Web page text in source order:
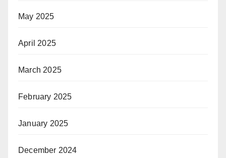
May 2025
April 2025
March 2025
February 2025
January 2025
December 2024